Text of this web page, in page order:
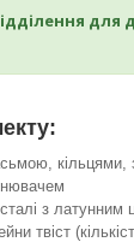
кільцями,
сталі з
твіст